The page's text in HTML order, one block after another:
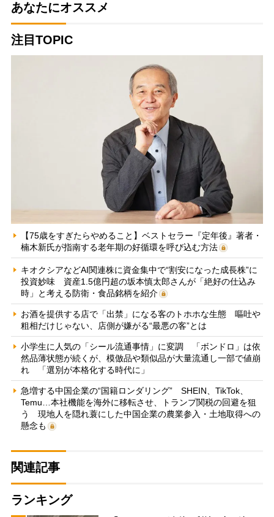
あなたにオススメ
注目TOPIC
【75歳をすぎたらやめること】ベストセラー『定年後』著者・
楠木新氏が指南する老年期の好循環を呼び込む方法
キオクシアなどAI関連株に資金集中で“割安になった成長株”に
投資妙味 資産1.5億円超の坂本慎太郎さんが「絶好の仕込み
時」と考える防衛・食品銘柄を紹介
お酒を提供する店で「出禁」になる客のトホホな生態 嘔吐や
粗相だけじゃない、店側が嫌がる“最悪の客”とは
小学生に人気の「シール流通事情」に変調 「ボンドロ」は依
然品薄状態が続くが、模倣品や類似品が大量流通し一部で値崩
れ 「選別が本格化する時代に」
急増する中国企業の“国籍ロンダリング” SHEIN、TikTok、
Temu…本社機能を海外に移転させ、トランプ関税の回避を狙
う 現地人を隠れ蓑にした中国企業の農業参入・土地取得への
懸念も
関連記事
ランキング